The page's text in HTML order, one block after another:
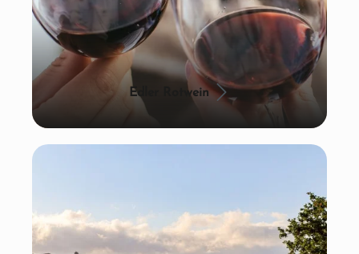
Edler Rotwein